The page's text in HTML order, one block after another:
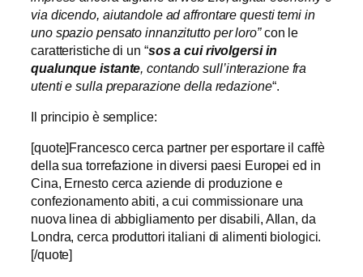
via dicendo, aiutandole ad affrontare questi temi in
uno spazio pensato innanzitutto per loro”con le
caratteristiche di un “sos a cui rivolgersi in
qualunque istante, contando sull’interazione fra
utenti e sulla preparazione della redazione“.
Il principio è semplice:
[quote]Francesco cerca partner per esportare il caffè
della sua torrefazione in diversi paesi Europei ed in
Cina, Ernesto cerca aziende di produzione e
confezionamento abiti, a cui commissionare una
nuova linea di abbigliamento per disabili, Allan, da
Londra, cerca produttori italiani di alimenti biologici.
[/quote]